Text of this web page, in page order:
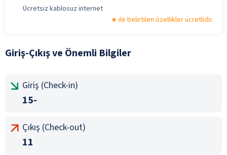
Ücretsiz kablosuz internet
ile belirtilen özellikler ücretlidir.
Giriş-Çıkış ve Önemli Bilgiler
Giriş (Check-in)
15-
Çıkış (Check-out)
11